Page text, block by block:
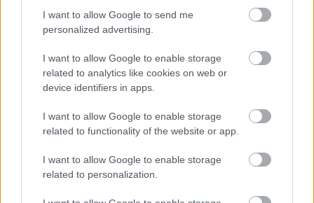
I want to allow Google to send me
personalized advertising.
I want to allow Google to enable storage
related to analytics like cookies on web or
device identifiers in apps.
I want to allow Google to enable storage
related to functionality of the website or app.
I want to allow Google to enable storage
related to personalization.
Történelmi táj, amelynek minden köve
mesél – megújul a tatai Angolkert
Bicske Kelet csomópont építése
Új gyalogosátkelők és jelzőlámpás